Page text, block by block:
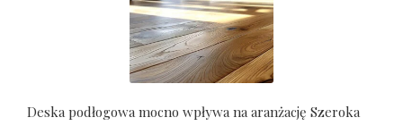
Deska podłogowa mocno wpływa na aranżację Szeroka